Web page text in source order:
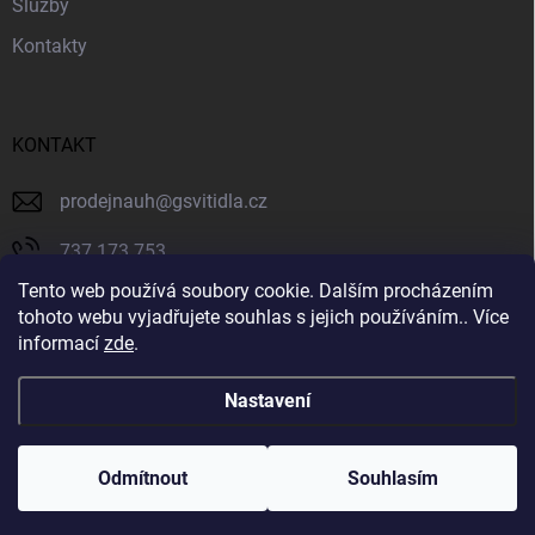
Tento web používá soubory cookie. Dalším procházením
tohoto webu vyjadřujete souhlas s jejich používáním.. Více
informací zde.
Nastavení
Odmítnout Souhlasím
Služby
Kontakty
KONTAKT
prodejnauh@gsvitidla.cz
737 173 753
603 314 079
Svítidla GIOVANNY
Vytvořil Shoptet
Copyright 2026 Svítidla GIOVANNY . Všechna práva vyhrazena.